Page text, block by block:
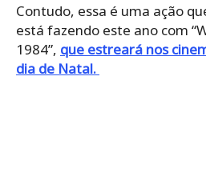
Contudo, essa é uma ação
está fazendo este ano com
1984”, que estreará nos
dia de Natal.